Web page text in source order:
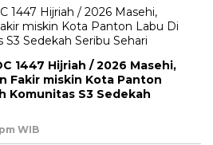
1447 Hijriah / 2026 Masehi,
Fakir miskin Kota Panton
Komunitas S3 Sedekah
WIB